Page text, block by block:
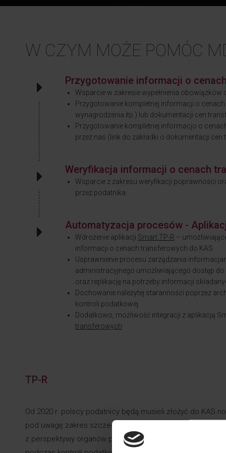
W CZYM MOŻE POMÓC
Przygotowanie informacji o
Wsparcie w zakresie wypełnienia
Przygotowanie kompletnej informacji o
wynagrodzenia itp.) lub dokumentacji cen
Przygotowanie kompletnej informacjo o
przez nas (link do zakładki o dokumentacji
Weryfikacja informacji o cenach
Wsparcie z zakresu weryfikacji poprawności
przez podatnika
Automatyzacja procesów -
Wdrożenie aplikacji Smart.TP-R –
informacji o cenach transferowych do KAS
Usprawnienie procesu zarządzania
administracyjnego umożliwiającego dostęp
oraz replikację na potrzeby informacji
Dochowanie należytej staranności poprzez
kontroli podatkowej
Dodatkowo, możliwość integracji z aplikacją
transferowych
TP-R
Od 2020 r. polscy podatnicy będą musieli złożyć do KAS
pod uwagę zakres szczegółowych danych i informacji,
z perspektywy organów podatkowych będzie to idealne